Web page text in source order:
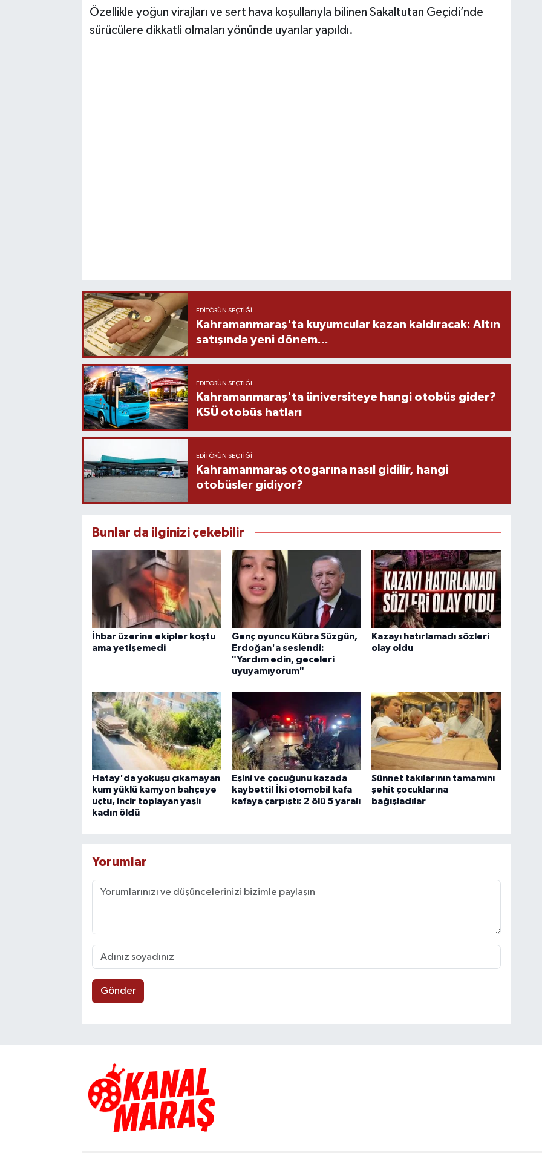
Özellikle yoğun virajları ve sert hava koşullarıyla bilinen Sakaltutan Geçidi’nde
sürücülere dikkatli olmaları yönünde uyarılar yapıldı.
EDITÖRÜN SEÇTIĞI
Kahramanmaraş'ta kuyumcular kazan kaldıracak: Altın
satışında yeni dönem...
EDITÖRÜN SEÇTIĞI
Kahramanmaraş'ta üniversiteye hangi otobüs gider?
KSÜ otobüs hatları
EDITÖRÜN SEÇTIĞI
Kahramanmaraş otogarına nasıl gidilir, hangi
otobüsler gidiyor?
Bunlar da ilginizi çekebilir
İhbar üzerine ekipler koştu
ama yetişemedi
Genç oyuncu Kübra Süzgün,
Erdoğan'a seslendi:
"Yardım edin, geceleri
uyuyamıyorum"
Kazayı hatırlamadı sözleri
olay oldu
Hatay'da yokuşu çıkamayan
kum yüklü kamyon bahçeye
uçtu, incir toplayan yaşlı
kadın öldü
Eşini ve çocuğunu kazada
kaybetti! İki otomobil kafa
kafaya çarpıştı: 2 ölü 5 yaralı
Sünnet takılarının tamamını
şehit çocuklarına
bağışladılar
Yorumlar
Gönder